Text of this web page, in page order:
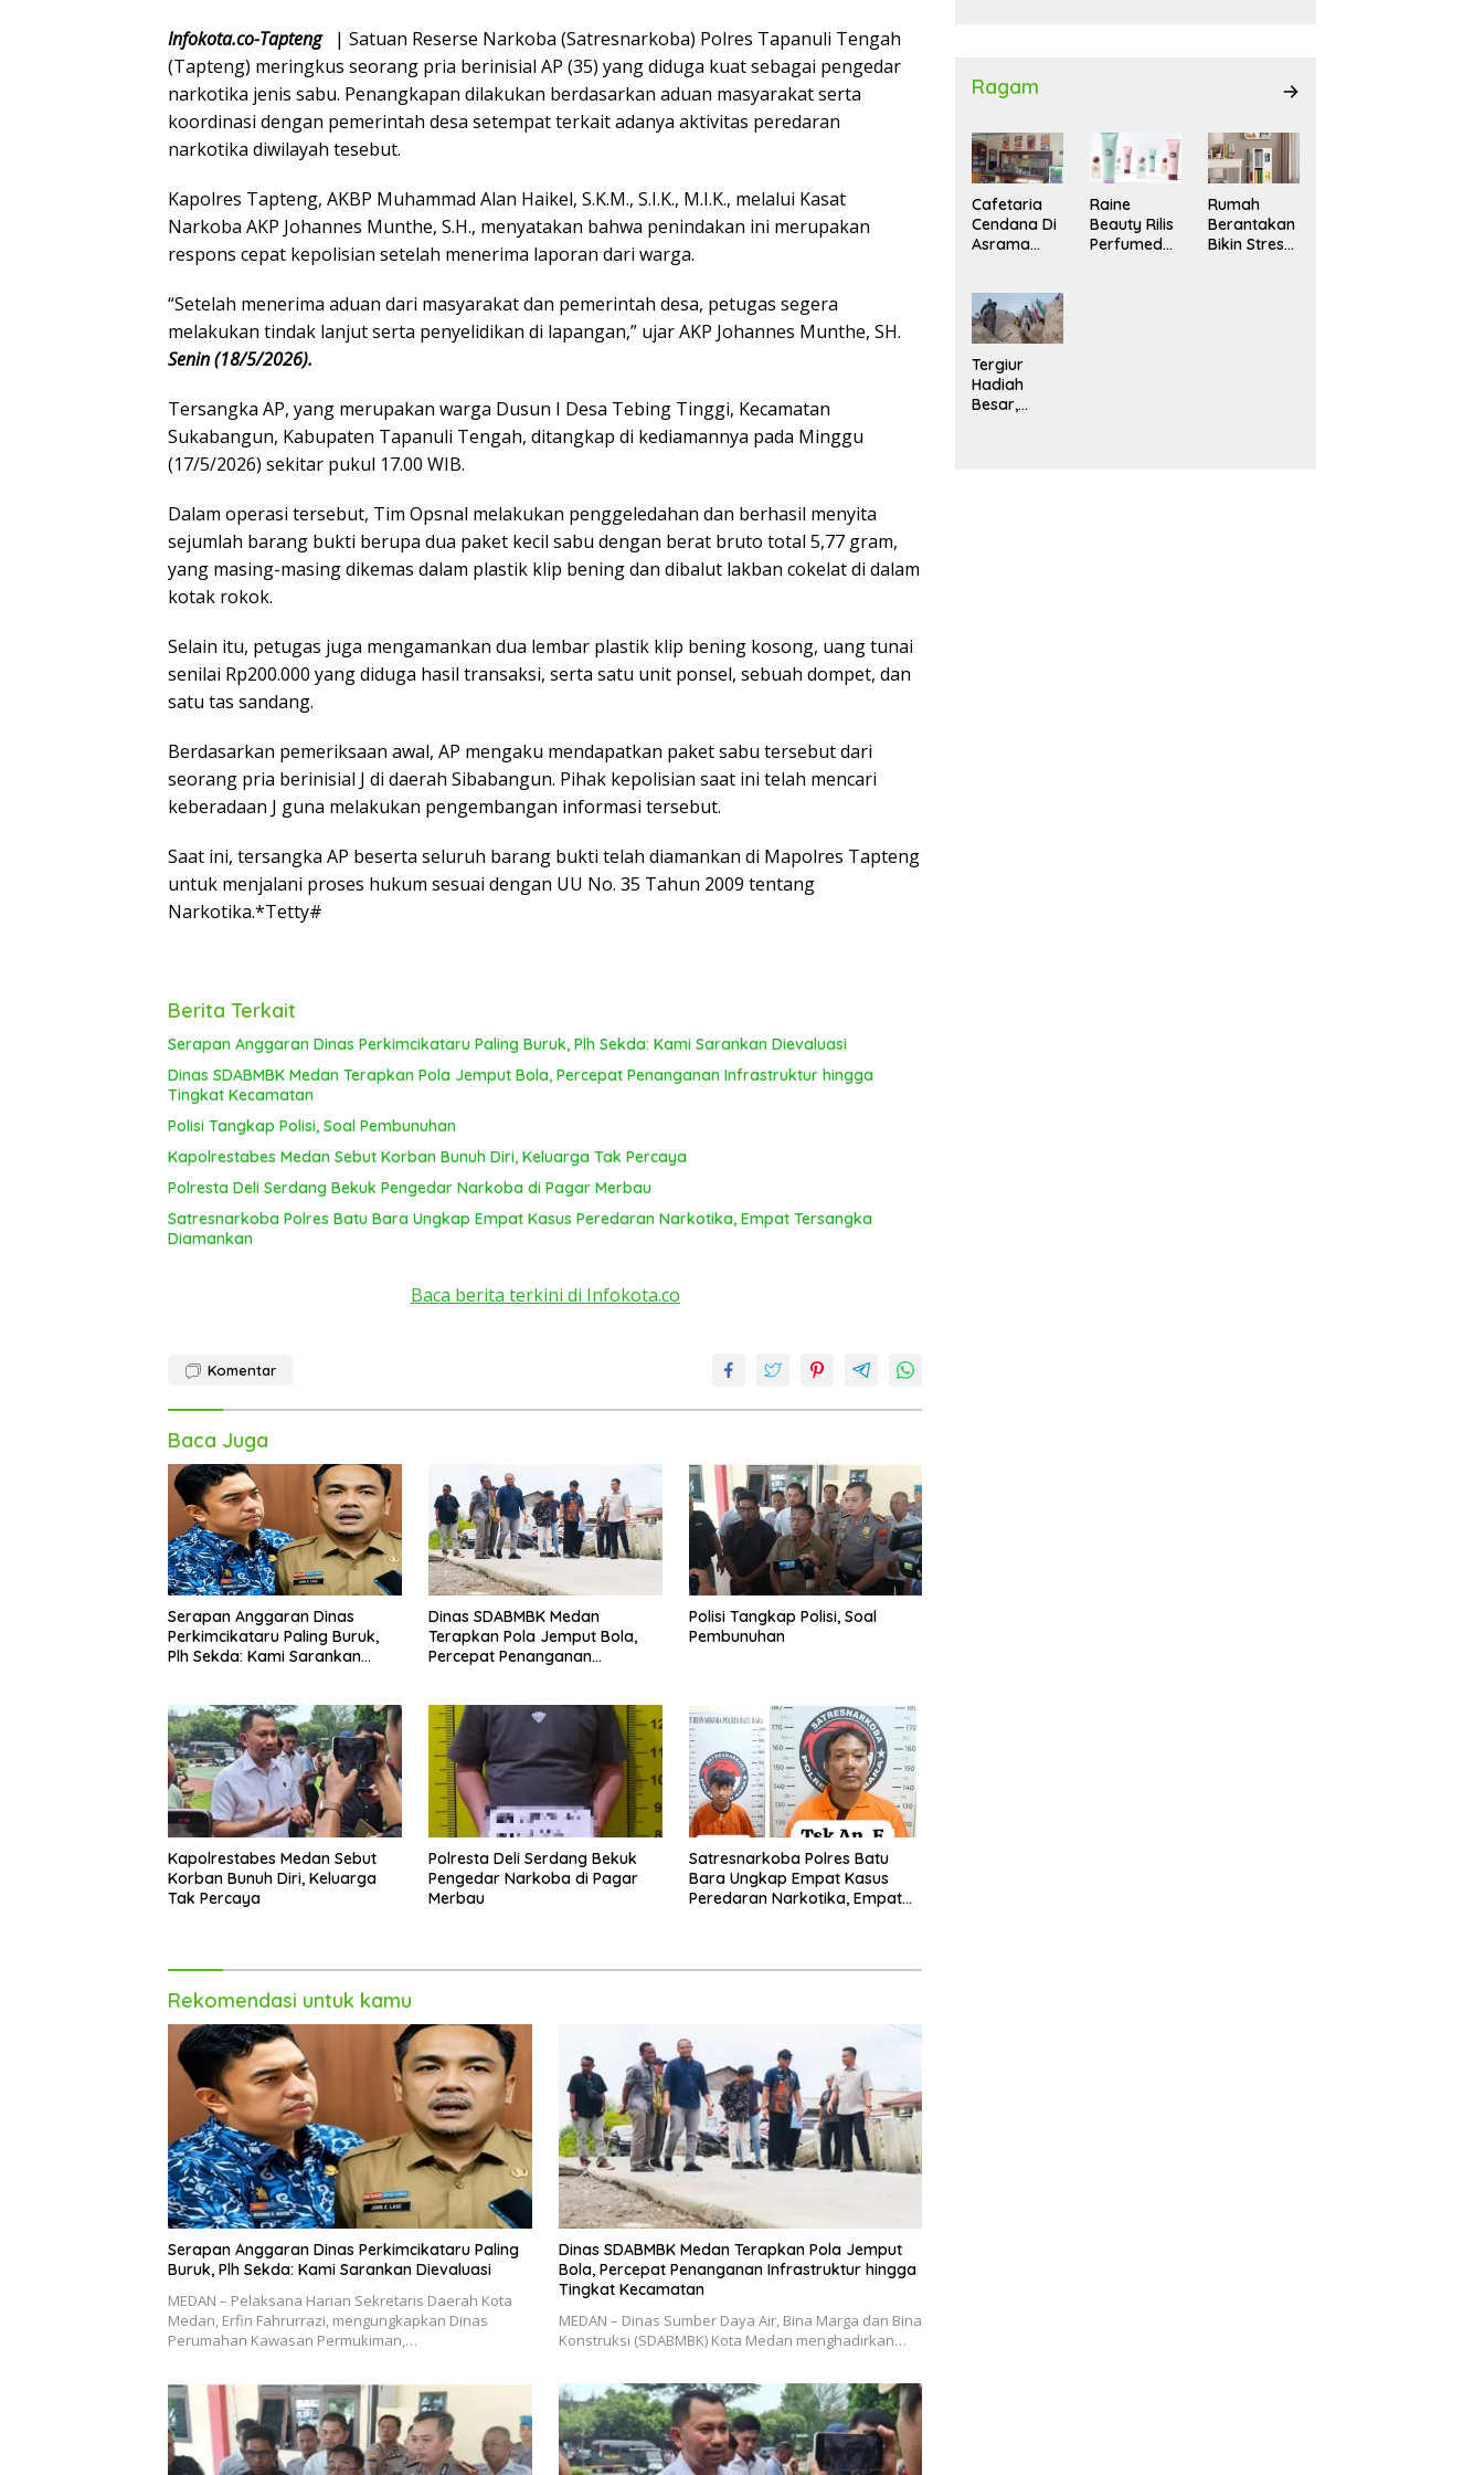
Infokota.co-Tapteng | Satuan Reserse Narkoba (Satresnarkoba) Polres Tapanuli Tengah
(Tapteng) meringkus seorang pria berinisial AP (35) yang diduga kuat sebagai pengedar
narkotika jenis sabu. Penangkapan dilakukan berdasarkan aduan masyarakat serta
koordinasi dengan pemerintah desa setempat terkait adanya aktivitas peredaran
narkotika diwilayah tesebut.
Kapolres Tapteng, AKBP Muhammad Alan Haikel, S.K.M., S.I.K., M.I.K., melalui Kasat
Narkoba AKP Johannes Munthe, S.H., menyatakan bahwa penindakan ini merupakan
respons cepat kepolisian setelah menerima laporan dari warga.
“Setelah menerima aduan dari masyarakat dan pemerintah desa, petugas segera
melakukan tindak lanjut serta penyelidikan di lapangan,” ujar AKP Johannes Munthe, SH.
Senin (18/5/2026).
Tersangka AP, yang merupakan warga Dusun I Desa Tebing Tinggi, Kecamatan
Sukabangun, Kabupaten Tapanuli Tengah, ditangkap di kediamannya pada Minggu
(17/5/2026) sekitar pukul 17.00 WIB.
Dalam operasi tersebut, Tim Opsnal melakukan penggeledahan dan berhasil menyita
sejumlah barang bukti berupa dua paket kecil sabu dengan berat bruto total 5,77 gram,
yang masing-masing dikemas dalam plastik klip bening dan dibalut lakban cokelat di dalam
kotak rokok.
Selain itu, petugas juga mengamankan dua lembar plastik klip bening kosong, uang tunai
senilai Rp200.000 yang diduga hasil transaksi, serta satu unit ponsel, sebuah dompet, dan
satu tas sandang.
Berdasarkan pemeriksaan awal, AP mengaku mendapatkan paket sabu tersebut dari
seorang pria berinisial J di daerah Sibabangun. Pihak kepolisian saat ini telah mencari
keberadaan J guna melakukan pengembangan informasi tersebut.
Saat ini, tersangka AP beserta seluruh barang bukti telah diamankan di Mapolres Tapteng
untuk menjalani proses hukum sesuai dengan UU No. 35 Tahun 2009 tentang
Narkotika.*Tetty#
Berita Terkait
Serapan Anggaran Dinas Perkimcikataru Paling Buruk, Plh Sekda: Kami Sarankan Dievaluasi
Dinas SDABMBK Medan Terapkan Pola Jemput Bola, Percepat Penanganan Infrastruktur hingga
Tingkat Kecamatan
Polisi Tangkap Polisi, Soal Pembunuhan
Kapolrestabes Medan Sebut Korban Bunuh Diri, Keluarga Tak Percaya
Polresta Deli Serdang Bekuk Pengedar Narkoba di Pagar Merbau
Satresnarkoba Polres Batu Bara Ungkap Empat Kasus Peredaran Narkotika, Empat Tersangka
Diamankan
Baca berita terkini di Infokota.co
Komentar
Baca Juga
Serapan Anggaran Dinas
Perkimcikataru Paling Buruk,
Plh Sekda: Kami Sarankan
Dinas SDABMBK Medan
Terapkan Pola Jemput Bola,
Percepat Penanganan
Polisi Tangkap Polisi, Soal
Pembunuhan
Kapolrestabes Medan Sebut
Korban Bunuh Diri, Keluarga
Tak Percaya
Polresta Deli Serdang Bekuk
Pengedar Narkoba di Pagar
Merbau
Satresnarkoba Polres Batu
Bara Ungkap Empat Kasus
Peredaran Narkotika, Empat
Rekomendasi untuk kamu
Serapan Anggaran Dinas Perkimcikataru Paling
Buruk, Plh Sekda: Kami Sarankan Dievaluasi
MEDAN – Pelaksana Harian Sekretaris Daerah Kota
Medan, Erfin Fahrurrazi, mengungkapkan Dinas
Perumahan Kawasan Permukiman,…
Dinas SDABMBK Medan Terapkan Pola Jemput
Bola, Percepat Penanganan Infrastruktur hingga
Tingkat Kecamatan
MEDAN – Dinas Sumber Daya Air, Bina Marga dan Bina
Konstruksi (SDABMBK) Kota Medan menghadirkan…
Ragam
Cafetaria
Cendana Di
Asrama
Nyaman
Untuk
Santai
Raine
Beauty Rilis
Perfumed
Rumah
Berantakan
Bikin Stres?
Tergiur
Hadiah
Besar,